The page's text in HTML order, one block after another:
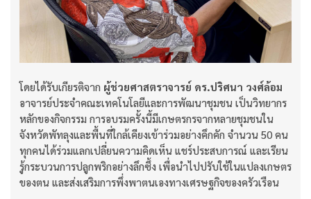
โดยได้รับเกียรติจาก ผู้ช่วยศาสตราจารย์ ดร.ปริศนา วงศ์ล้อม
อาจารย์ประจำคณะเทคโนโลยีและการพัฒนาชุมชน เป็นวิทยากร
หลักของกิจกรรม การอบรมครั้งนี้มีเกษตรกรจากหลายชุมชนใน
จังหวัดพัทลุงและพื้นที่ใกล้เคียงเข้าร่วมอย่างคึกคัก จำนวน 50 คน
ทุกคนได้ร่วมแลกเปลี่ยนความคิดเห็น แชร์ประสบการณ์ และเรียน
รู้กระบวนการปลูกพริกอย่างลึกซึ้ง เพื่อนำไปปรับใช้ในแปลงเกษตร
ของตน และส่งเสริมการพึ่งพาตนเองทางเศรษฐกิจของครัวเรือน